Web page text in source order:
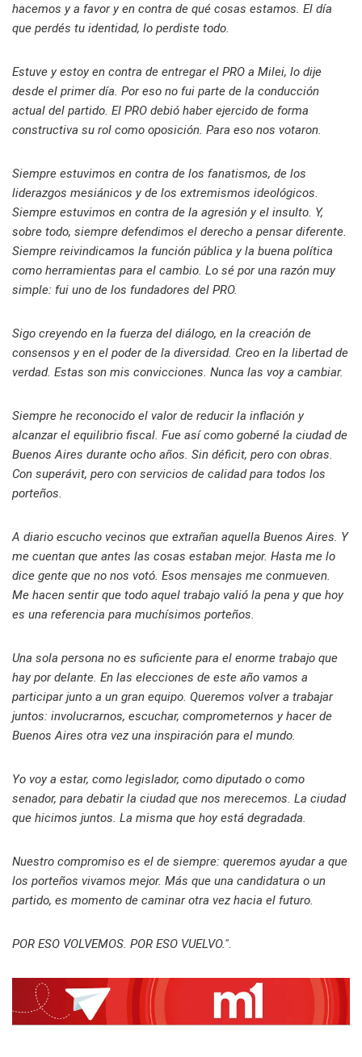
hacemos y a favor y en contra de qué cosas estamos. El día
que perdés tu identidad, lo perdiste todo.
Estuve y estoy en contra de entregar el PRO a Milei, lo dije
desde el primer día. Por eso no fui parte de la conducción
actual del partido. El PRO debió haber ejercido de forma
constructiva su rol como oposición. Para eso nos votaron.
Siempre estuvimos en contra de los fanatismos, de los
liderazgos mesiánicos y de los extremismos ideológicos.
Siempre estuvimos en contra de la agresión y el insulto. Y,
sobre todo, siempre defendimos el derecho a pensar diferente.
Siempre reivindicamos la función pública y la buena política
como herramientas para el cambio. Lo sé por una razón muy
simple: fui uno de los fundadores del PRO.
Sigo creyendo en la fuerza del diálogo, en la creación de
consensos y en el poder de la diversidad. Creo en la libertad de
verdad. Estas son mis convicciones. Nunca las voy a cambiar.
Siempre he reconocido el valor de reducir la inflación y
alcanzar el equilibrio fiscal. Fue así como goberné la ciudad de
Buenos Aires durante ocho años. Sin déficit, pero con obras.
Con superávit, pero con servicios de calidad para todos los
porteños.
A diario escucho vecinos que extrañan aquella Buenos Aires. Y
me cuentan que antes las cosas estaban mejor. Hasta me lo
dice gente que no nos votó. Esos mensajes me conmueven.
Me hacen sentir que todo aquel trabajo valió la pena y que hoy
es una referencia para muchísimos porteños.
Una sola persona no es suficiente para el enorme trabajo que
hay por delante. En las elecciones de este año vamos a
participar junto a un gran equipo. Queremos volver a trabajar
juntos: involucrarnos, escuchar, comprometernos y hacer de
Buenos Aires otra vez una inspiración para el mundo.
Yo voy a estar, como legislador, como diputado o como
senador, para debatir la ciudad que nos merecemos. La ciudad
que hicimos juntos. La misma que hoy está degradada.
Nuestro compromiso es el de siempre: queremos ayudar a que
los porteños vivamos mejor. Más que una candidatura o un
partido, es momento de caminar otra vez hacia el futuro.
POR ESO VOLVEMOS. POR ESO VUELVO.".